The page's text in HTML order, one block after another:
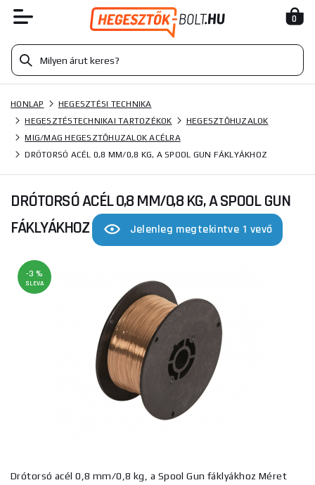
0
HONLAP
HEGESZTÉSI TECHNIKA
HEGESZTÉSTECHNIKAI TARTOZÉKOK
HEGESZTŐHUZALOK
MIG/MAG HEGESZTŐHUZALOK ACÉLRA
DRÓTORSÓ ACÉL 0,8 MM/0,8 KG, A SPOOL GUN FÁKLYÁKHOZ
DRÓTORSÓ ACÉL 0,8 MM/0,8 KG, A SPOOL GUN
FÁKLYÁKHOZ
Jelenleg megtekintve 1 vevő
-3 %
SLEVA
Drótorsó acél 0,8 mm/0,8 kg, a Spool Gun fáklyákhoz Méret